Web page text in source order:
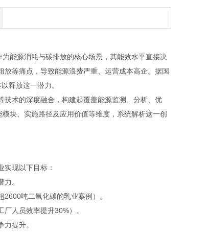
能源消耗与碳排放的核心场景，其能效水平直接决
等痛点，导致能源浪费严重、运营成本高企。据国
释放这一潜力。
术的深度融合，构建起覆盖能源监测、分析、优
块、实施路径及应用价值等维度，系统解析这一创
现以下目标：
。
吨二氧化碳的乳业案例）。
人员效率提升30%）。
提升。